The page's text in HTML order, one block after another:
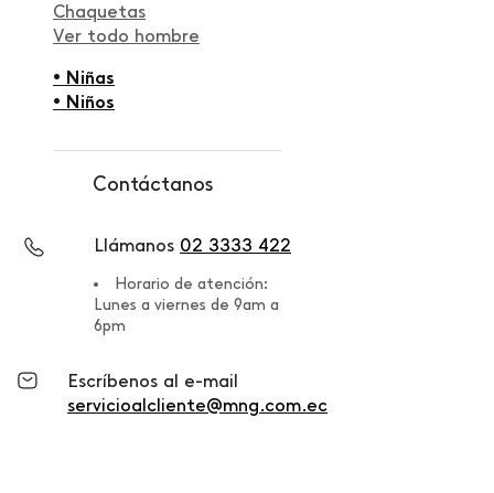
Chaquetas
Ver todo hombre
• Niñas
• Niños
Contáctanos
Llámanos 02 3333 422
Horario de atención:
Lunes a viernes de 9am a
6pm
Escríbenos al e-mail
servicioalcliente@mng.com.ec